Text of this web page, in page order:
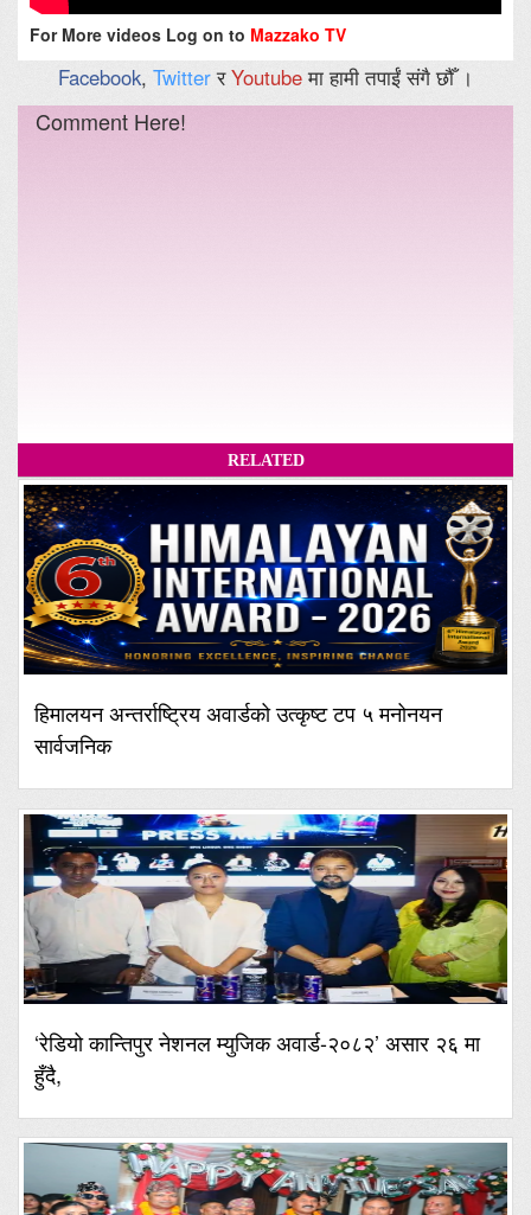
For More videos Log on to Mazzako TV
Facebook, TwitterरYoutubeमा हामी तपाईं संगै छौँ ।
Comment Here!
RELATED
हिमालयन अन्तर्राष्ट्रिय अवार्डको उत्कृष्ट टप ५ मनोनयन
सार्वजनिक
‘रेडियो कान्तिपुर नेशनल म्युजिक अवार्ड-२०८२’ असार २६ मा
हुँदै,